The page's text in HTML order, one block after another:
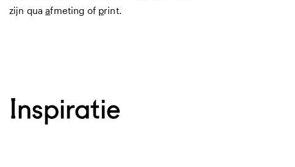
zijn quaafmeting of print.
Inspiratie